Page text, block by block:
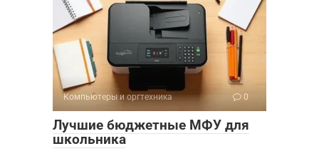
Компьютеры и оргтехника 0
Лучшие бюджетные МФУ для
школьника